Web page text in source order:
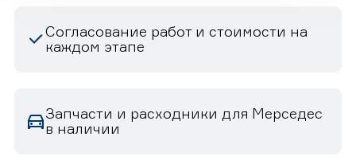
Согласование работ и стоимости на
каждом этапе
Запчасти и расходники для Мерседес
в наличии